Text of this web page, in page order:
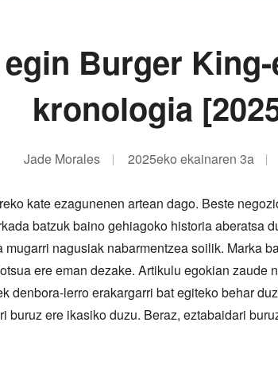
Burger
kronologia
Jade Morales 2025eko ekainaren 3a
kate ezagunenen artean dago. Beste
batzuk baino gehiagoko historia aberatsa
nagusiak nabarmentzea soilik. Marka
ere eman dezake. Artikulu egokian zaude
denbora-lerro erakargarri bat egiteko behar
buruz ere ikasiko duzu. Beraz, eztabaidari